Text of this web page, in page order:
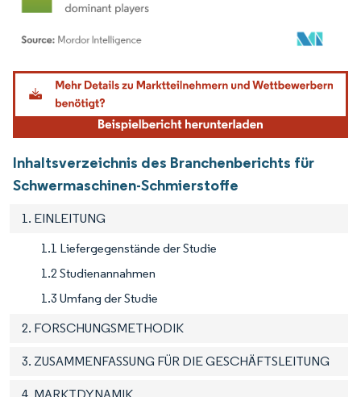
Bild © Mordor Intelligence. Wiederverwendung erfordert Namensnennung gemäß
Inhaltsverzeichnis des Branchenberichts für
Schwermaschinen-Schmierstoffe
1. EINLEITUNG
1.1 Liefergegenstände der Studie
1.2 Studienannahmen
1.3 Umfang der Studie
2. FORSCHUNGSMETHODIK
3. ZUSAMMENFASSUNG FÜR DIE GESCHÄFTSLEITUNG